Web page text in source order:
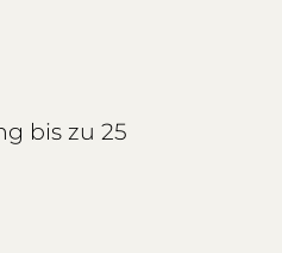
bis zu 25